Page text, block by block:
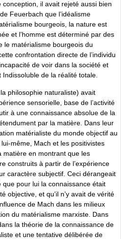
il avait rejeté aussi bien
Feuerbach que l’idéalisme
bourgeois, la nature est
et l’homme est déterminé par des
le matérialisme bourgeois du
confrontation directe de l’individu
de voir dans la société et
de la réalité totale.
philosophie naturaliste) avait
sensorielle, base de l’activité
à une connaissance absolue de la
par la matière. Dans leur
matérialiste du monde objectif au
même, Mach et les positivistes
matière en montrant que les
construits à partir de l’expérience
caractère subjectif. Ceci dérangeait
pour lui la connaissance était
objective, et qu’il n’y avait de vérité
de Mach dans les milieux
du matérialisme marxiste. Dans
la théorie de la connaissance de
et une tentative délibérée de